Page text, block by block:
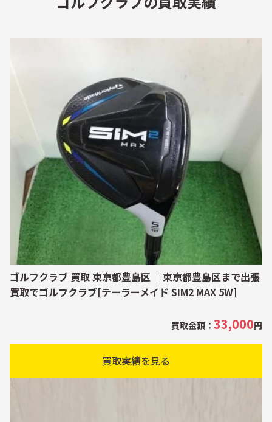
ゴルフクラブ 買取 東京都豊島区 ｜東京都豊島区まで出張
買取でゴルフクラブ[テーラーメイド SIM2 MAX 5W]
買取金額： 33,000円
買取実績を見る